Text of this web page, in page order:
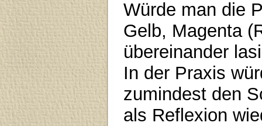
Würde man die
Gelb, Magenta
übereinander
In der Praxis
zumindest den
als Reflexion